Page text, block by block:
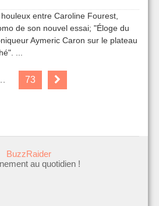
entre Caroline Fourest,
de son nouvel essai; "Éloge du
Aymeric Caron sur le plateau
...
73
BuzzRaider
au quotidien !